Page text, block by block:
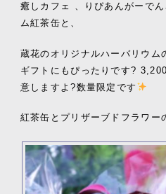
癒しカフェ 、りぴあんがーで
ム紅茶缶と、
蔵花のオリジナルハーバリウム
ギフトにもぴったりです?
意しますよ?数量限定です
紅茶缶とプリザーブドフラワー